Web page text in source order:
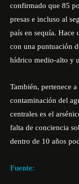
confirmado que 85
presas e incluso al
país en sequía. Hace
con una puntuación
hídrico medio-alto y
También, pertenece
contaminación del
centrales es el
falta de conciencia
dentro de 10 años
Fuente: